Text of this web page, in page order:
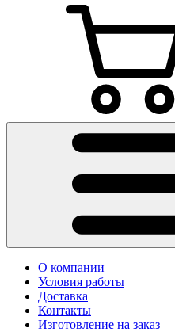
О компании
Условия работы
Доставка
Контакты
Изготовление на заказ